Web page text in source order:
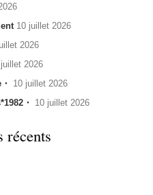
10 juillet 2026
2026
2026
10 juillet 2026
・ 10 juillet 2026
récents